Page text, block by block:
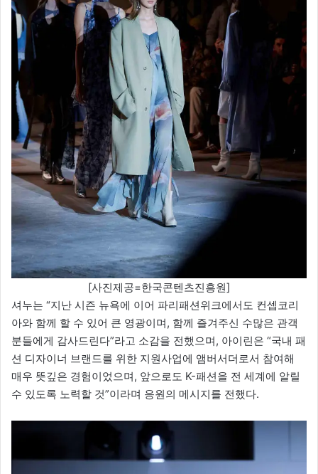
[사진제공=한국콘텐츠진흥원]
셔누는 “지난 시즌 뉴욕에 이어 파리패션위크에서도 컨셉코리
아와 함께 할 수 있어 큰 영광이며, 함께 즐겨주신 수많은 관객
분들에게 감사드린다”라고 소감을 전했으며, 아이린은 “국내 패
션 디자이너 브랜드를 위한 지원사업에 앰버서더로서 참여해
매우 뜻깊은 경험이었으며, 앞으로도 K-패션을 전 세계에 알릴
수 있도록 노력할 것”이라며 응원의 메시지를 전했다.